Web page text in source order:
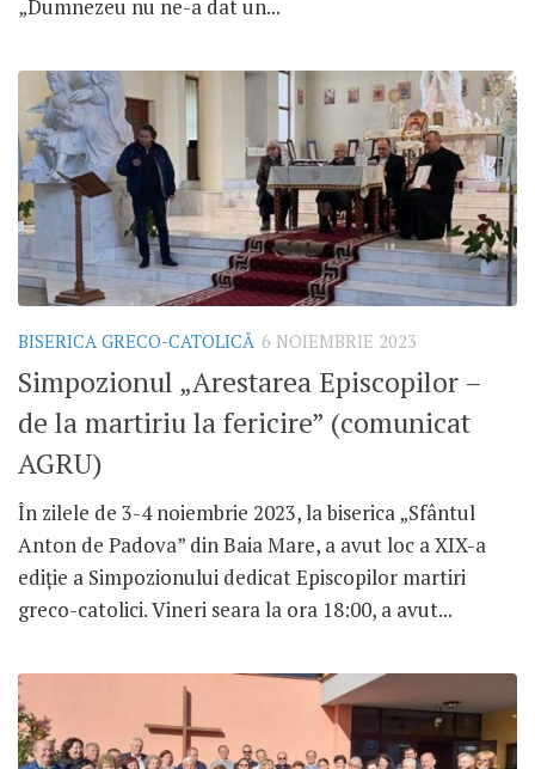
„Dumnezeu nu ne-a dat un...
BISERICA GRECO-CATOLICĂ 6 NOIEMBRIE 2023
Simpozionul „Arestarea Episcopilor –
de la martiriu la fericire” (comunicat
AGRU)
În zilele de 3-4 noiembrie 2023, la biserica „Sfântul
Anton de Padova” din Baia Mare, a avut loc a XIX-a
ediție a Simpozionului dedicat Episcopilor martiri
greco-catolici. Vineri seara la ora 18:00, a avut...